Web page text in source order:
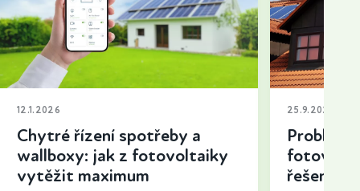
12.1.2026
Chytré řízení spotřeby a
wallboxy: jak z fotovoltaiky
vytěžit maximum
25.9.2025
řešení a